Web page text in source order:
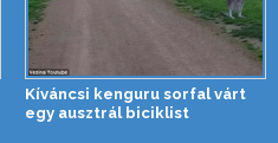
Kíváncsi kenguru sorfal várt
egy ausztrál biciklist